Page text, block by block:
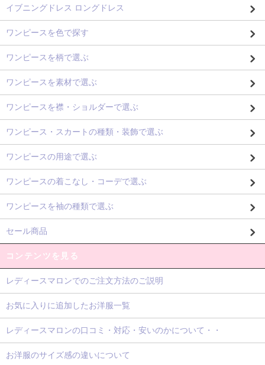
イブニングドレス ロングドレス
ワンピースを色で探す
ワンピースを柄で選ぶ
ワンピースを素材で選ぶ
ワンピースを襟・ショルダーで選ぶ
ワンピース・スカートの種類・装飾で選ぶ
ワンピースの用途で選ぶ
ワンピースの着こなし・コーデで選ぶ
ワンピースを袖の種類で選ぶ
セール商品
コンテンツを見る
レディースマロンでのご注文方法のご説明
お気に入りに追加したお洋服一覧
レディースマロンの口コミ・対応・安いのかについて・・
お洋服のサイズ感の違いについて